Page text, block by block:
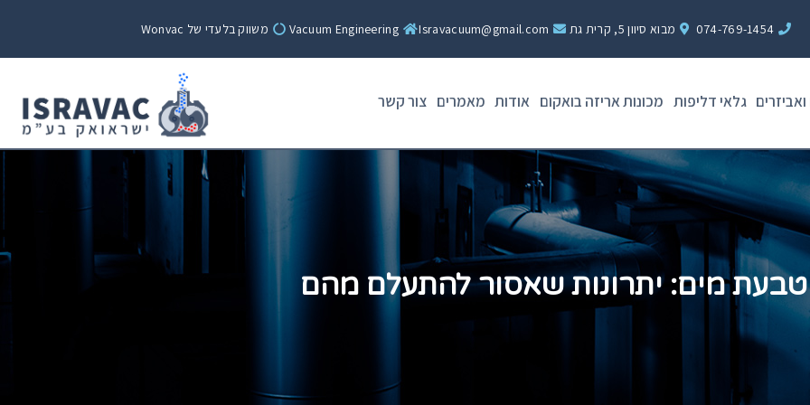
074-769-1454 מבוא סיוון 5, קרית גת Isravacuum@gmail.com
Vacuum Engineering משווק בלעדי של Wonvac
גלאי דליפות מכונות אריזה בואקום אודות מאמרים צור קשר
מים: יתרונות שאסור להתעלם מהם